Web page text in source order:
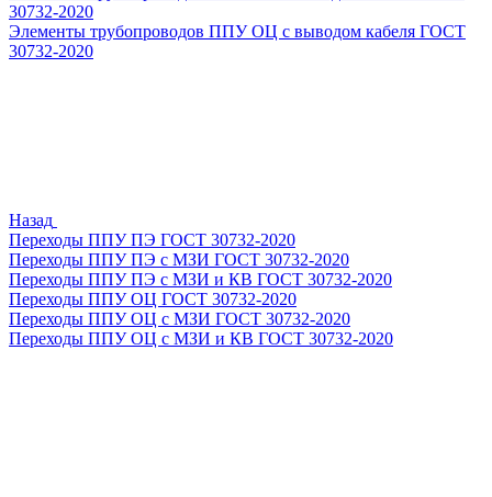
30732-2020
Элементы трубопроводов ППУ ОЦ с выводом кабеля ГОСТ
30732-2020
Назад
Переходы ППУ ПЭ ГОСТ 30732-2020
Переходы ППУ ПЭ с МЗИ ГОСТ 30732-2020
Переходы ППУ ПЭ с МЗИ и КВ ГОСТ 30732-2020
Переходы ППУ ОЦ ГОСТ 30732-2020
Переходы ППУ ОЦ с МЗИ ГОСТ 30732-2020
Переходы ППУ ОЦ с МЗИ и КВ ГОСТ 30732-2020